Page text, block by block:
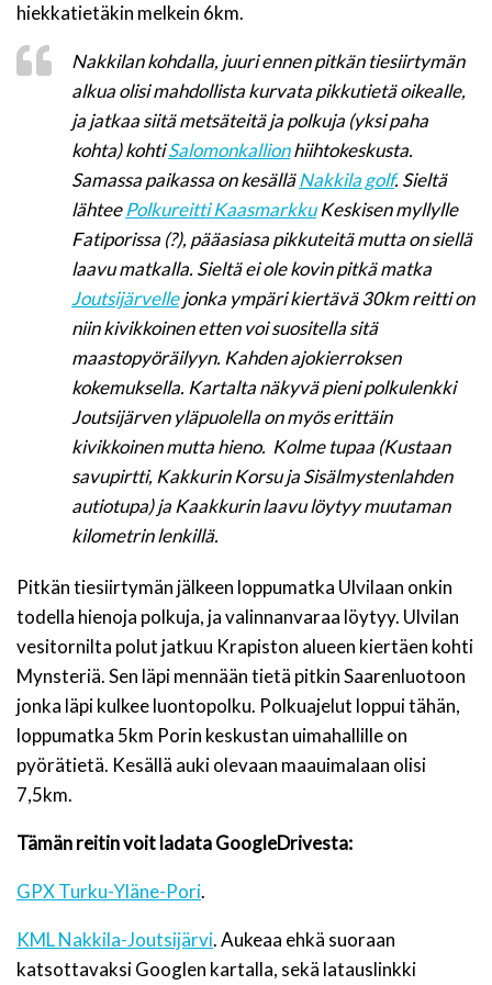
hiekkatietäkin melkein 6km.
Nakkilan kohdalla, juuri ennen pitkän tiesiirtymän
alkua olisi mahdollista kurvata pikkutietä oikealle,
ja jatkaa siitä metsäteitä ja polkuja (yksi paha
kohta) kohtiSalomonkallionhiihtokeskusta.
Samassa paikassa on kesälläNakkila golf. Sieltä
lähteePolkureitti KaasmarkkuKeskisen myllylle
Fatiporissa (?), pääasiasa pikkuteitä mutta on siellä
laavu matkalla. Sieltä ei ole kovin pitkä matka
Joutsijärvellejonka ympäri kiertävä 30km reitti on
niin kivikkoinen etten voi suositella sitä
maastopyöräilyyn. Kahden ajokierroksen
kokemuksella. Kartalta näkyvä pieni polkulenkki
Joutsijärven yläpuolella on myös erittäin
kivikkoinen mutta hieno. Kolme tupaa (Kustaan
savupirtti, Kakkurin Korsu ja Sisälmystenlahden
autiotupa) ja Kaakkurin laavu löytyy muutaman
kilometrin lenkillä.
Pitkän tiesiirtymän jälkeen loppumatka Ulvilaan onkin
todella hienoja polkuja, ja valinnanvaraa löytyy. Ulvilan
vesitornilta polut jatkuu Krapiston alueen kiertäen kohti
Mynsteriä. Sen läpi mennään tietä pitkin Saarenluotoon
jonka läpi kulkee luontopolku. Polkuajelut loppui tähän,
loppumatka 5km Porin keskustan uimahallille on
pyörätietä. Kesällä auki olevaan maauimalaan olisi
7,5km.
Tämän reitin voit ladata GoogleDrivesta:
GPX Turku-Yläne-Pori.
KML Nakkila-Joutsijärvi. Aukeaa ehkä suoraan
katsottavaksi Googlen kartalla, sekä latauslinkki